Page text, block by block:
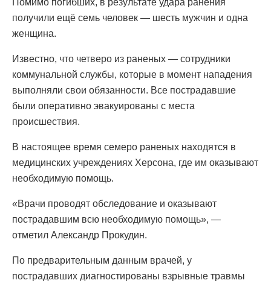
Помимо погибших, в результате удара ранения
получили ещё семь человек — шесть мужчин и одна
женщина.
Известно, что четверо из раненых — сотрудники
коммунальной службы, которые в момент нападения
выполняли свои обязанности. Все пострадавшие
были оперативно эвакуированы с места
происшествия.
В настоящее время семеро раненых находятся в
медицинских учреждениях Херсона, где им оказывают
необходимую помощь.
«Врачи проводят обследование и оказывают
пострадавшим всю необходимую помощь», —
отметил Александр Прокудин.
По предварительным данным врачей, у
пострадавших диагностированы взрывные травмы